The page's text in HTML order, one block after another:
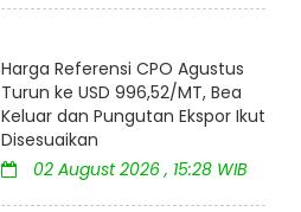
Harga Referensi CPO Agustus
Turun ke USD 996,52/MT, Bea
Keluar dan Pungutan Ekspor Ikut
Disesuaikan
02 August 2026 , 15:28 WIB